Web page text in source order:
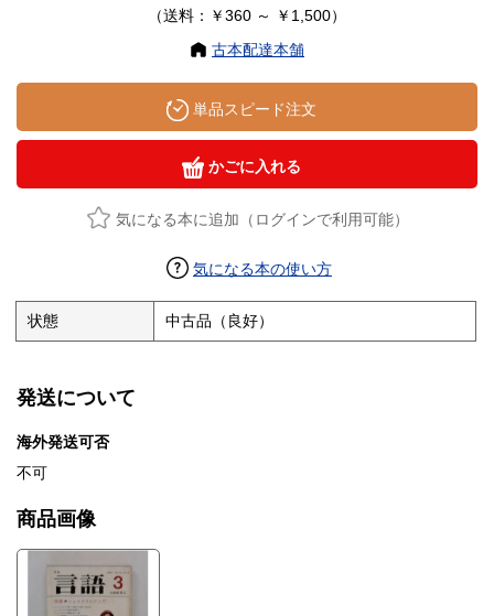
（送料：￥360 ～ ￥1,500）
古本配達本舗
単品スピード注文
かごに入れる
気になる本に追加（ログインで利用可能）
気になる本の使い方
状態 中古品（良好）
発送について
海外発送可否
不可
商品画像